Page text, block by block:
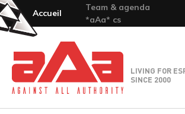
Accueil
Team & agenda
*aAa* cs
Team-aAa - against All authority
LIVING FOR
SINCE 2000